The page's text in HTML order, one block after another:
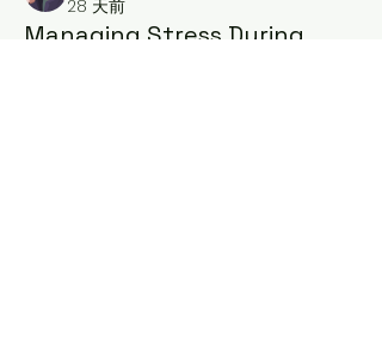
28 天前
Managing Stress During